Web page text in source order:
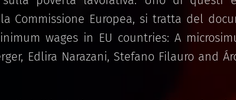
Commissione Europea, si tratta del
wages in EU countries: A
Edlira Narazani, Stefano Filauro and